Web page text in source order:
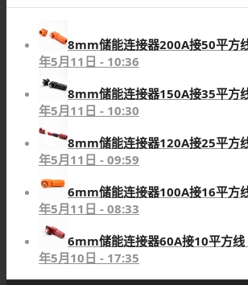
8mm储能连接器200A接50平方
年5月11日 - 10:36
8mm储能连接器150A接35平方
年5月11日 - 10:30
8mm储能连接器120A接25平方
年5月11日 - 09:59
6mm储能连接器100A接16平方
年5月11日 - 08:33
6mm储能连接器60A接10平方线
年5月10日 - 17:35